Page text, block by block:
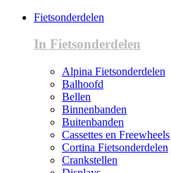
Fietsonderdelen
In Fietsonderdelen
Alpina Fietsonderdelen
Balhoofd
Bellen
Binnenbanden
Buitenbanden
Cassettes en Freewheels
Cortina Fietsonderdelen
Crankstellen